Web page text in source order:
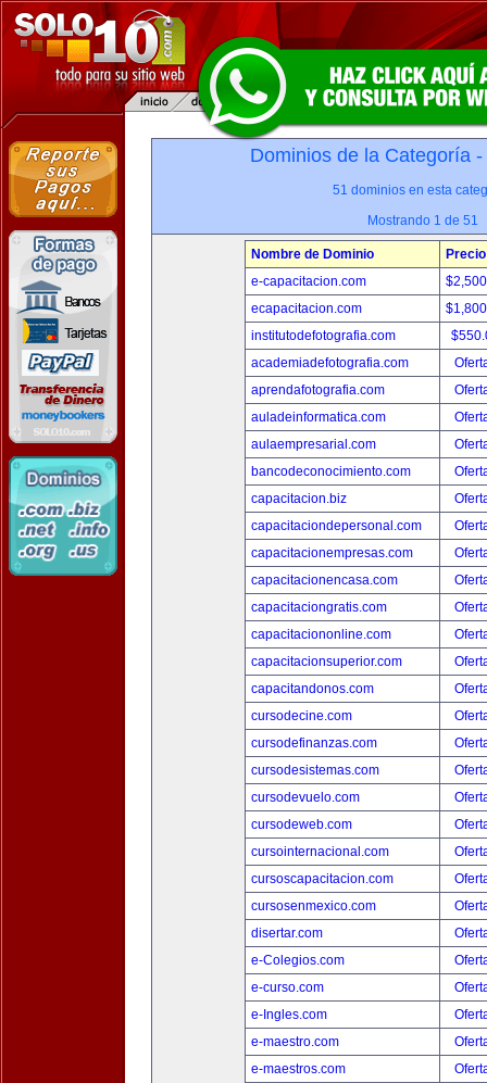
Dominios de la Categoría -
51 dominios en esta
Mostrando 1 de 51
Nombre de Dominio
Precio
e-capacitacion.com
ecapacitacion.com
institutodefotografia.com
academiadefotografia.com
aprendafotografia.com
auladeinformatica.com
aulaempresarial.com
bancodeconocimiento.com
capacitacion.biz
capacitaciondepersonal.com
capacitacionempresas.com
capacitacionencasa.com
capacitaciongratis.com
capacitaciononline.com
capacitacionsuperior.com
capacitandonos.com
cursodecine.com
cursodefinanzas.com
cursodesistemas.com
cursodevuelo.com
cursodeweb.com
cursointernacional.com
cursoscapacitacion.com
cursosenmexico.com
disertar.com
e-Colegios.com
e-curso.com
e-Ingles.com
e-maestro.com
e-maestros.com